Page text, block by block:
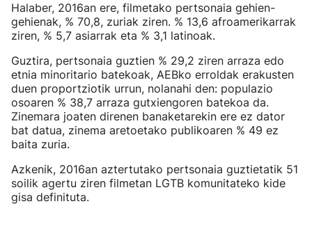
Halaber, 2016an ere, filmetako pertsonaia gehien-
gehienak, % 70,8, zuriak ziren. % 13,6 afroamerikarrak
ziren, % 5,7 asiarrak eta % 3,1 latinoak.
Guztira, pertsonaia guztien % 29,2 ziren arraza edo
etnia minoritario batekoak, AEBko erroldak erakusten
duen proportziotik urrun, nolanahi den: populazio
osoaren % 38,7 arraza gutxiengoren batekoa da.
Zinemara joaten direnen banaketarekin ere ez dator
bat datua, zinema aretoetako publikoaren % 49 ez
baita zuria.
Azkenik, 2016an aztertutako pertsonaia guztietatik 51
soilik agertu ziren filmetan LGTB komunitateko kide
gisa definituta.